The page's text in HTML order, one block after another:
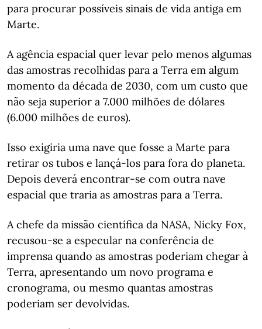
para procurar possíveis sinais de vida antiga em
Marte.
A agência espacial quer levar pelo menos algumas
das amostras recolhidas para a Terra em algum
momento da década de 2030, com um custo que
não seja superior a 7.000 milhões de dólares
(6.000 milhões de euros).
Isso exigiria uma nave que fosse a Marte para
retirar os tubos e lançá-los para fora do planeta.
Depois deverá encontrar-se com outra nave
espacial que traria as amostras para a Terra.
A chefe da missão científica da NASA, Nicky Fox,
recusou-se a especular na conferência de
imprensa quando as amostras poderiam chegar à
Terra, apresentando um novo programa e
cronograma, ou mesmo quantas amostras
poderiam ser devolvidas.